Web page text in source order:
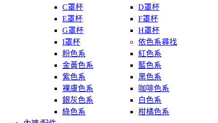
C罩杯
D罩杯
E罩杯
F罩杯
G罩杯
H罩杯
I罩杯
依色系尋找
粉色系
紅色系
金黃色系
藍色系
紫色系
黑色系
裸膚色系
咖啡色系
銀灰色系
白色系
綠色系
柑橘色系